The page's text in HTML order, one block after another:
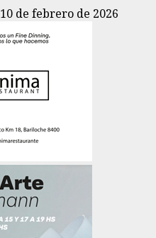
10 de febrero de 2026